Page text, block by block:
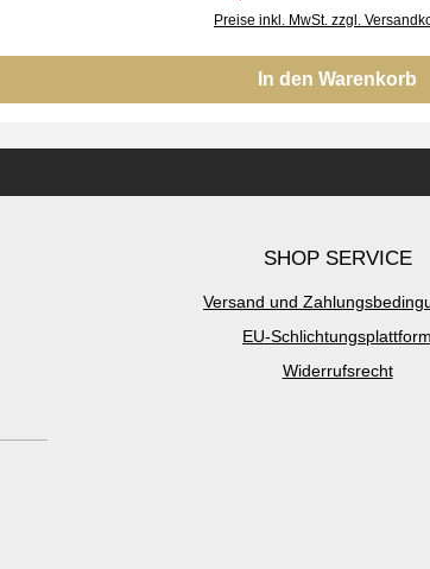
Preise inkl. MwSt. zzgl.
In den Warenkorb
SHOP SERVICE
Versand und
EU-Schlichtungsplattform
Widerrufsrecht